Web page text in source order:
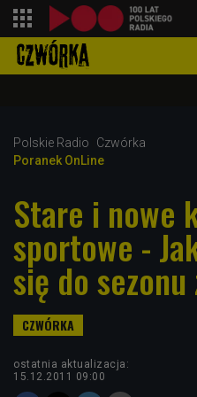
Polskie Radio
Czwórka
Poranek OnLine
Stare i nowe
sportowe -
się do
ostatnia aktualizacja:
15.12.2011 09:00